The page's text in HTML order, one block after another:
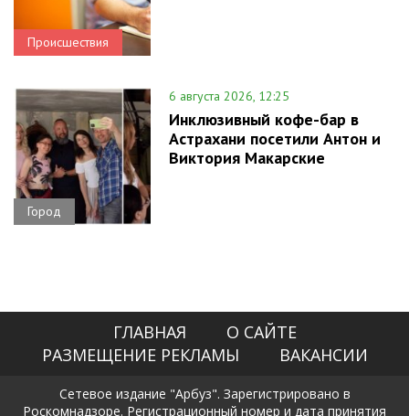
Происшествия
Город
6 августа 2026, 12:25
Инклюзивный кофе-бар в
Астрахани посетили Антон и
Виктория Макарские
ГЛАВНАЯ
О САЙТЕ
РАЗМЕЩЕНИЕ РЕКЛАМЫ
ВАКАНСИИ
Сетевое издание "Арбуз". Зарегистрировано в
Роскомнадзоре. Регистрационный номер и дата принятия